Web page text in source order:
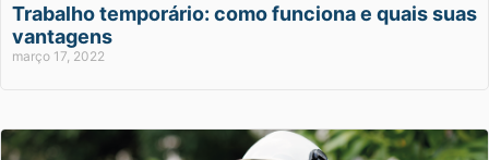
Trabalho temporário: como funciona e quais suas
vantagens
março 17, 2022